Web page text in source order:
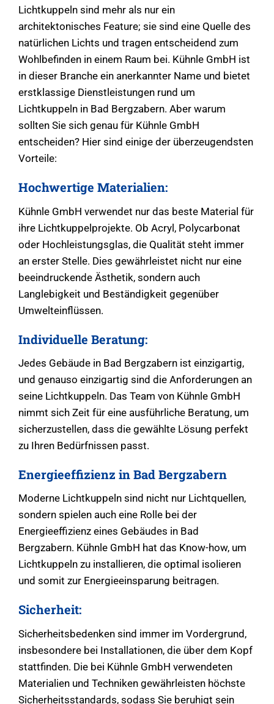
Lichtkuppeln sind mehr als nur ein
architektonisches Feature; sie sind eine Quelle des
natürlichen Lichts und tragen entscheidend zum
Wohlbefinden in einem Raum bei. Kühnle GmbH ist
in dieser Branche ein anerkannter Name und bietet
erstklassige Dienstleistungen rund um
Lichtkuppeln in Bad Bergzabern. Aber warum
sollten Sie sich genau für Kühnle GmbH
entscheiden? Hier sind einige der überzeugendsten
Vorteile:
Hochwertige Materialien:
Kühnle GmbH verwendet nur das beste Material für
ihre Lichtkuppelprojekte. Ob Acryl, Polycarbonat
oder Hochleistungsglas, die Qualität steht immer
an erster Stelle. Dies gewährleistet nicht nur eine
beeindruckende Ästhetik, sondern auch
Langlebigkeit und Beständigkeit gegenüber
Umwelteinflüssen.
Individuelle Beratung:
Jedes Gebäude in Bad Bergzabern ist einzigartig,
und genauso einzigartig sind die Anforderungen an
seine Lichtkuppeln. Das Team von Kühnle GmbH
nimmt sich Zeit für eine ausführliche Beratung, um
sicherzustellen, dass die gewählte Lösung perfekt
zu Ihren Bedürfnissen passt.
Energieeffizienz in Bad Bergzabern
Moderne Lichtkuppeln sind nicht nur Lichtquellen,
sondern spielen auch eine Rolle bei der
Energieeffizienz eines Gebäudes in Bad
Bergzabern. Kühnle GmbH hat das Know-how, um
Lichtkuppeln zu installieren, die optimal isolieren
und somit zur Energieeinsparung beitragen.
Sicherheit:
Sicherheitsbedenken sind immer im Vordergrund,
insbesondere bei Installationen, die über dem Kopf
stattfinden. Die bei Kühnle GmbH verwendeten
Materialien und Techniken gewährleisten höchste
Sicherheitsstandards, sodass Sie beruhigt sein